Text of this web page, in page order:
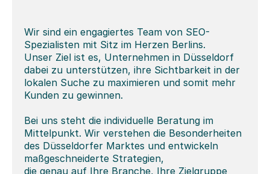
Wir sind ein engagiertes Team von SEO-
Spezialisten mit Sitz im Herzen Berlins.
Unser Ziel ist es, Unternehmen in Düsseldorf
dabei zu unterstützen, ihre Sichtbarkeit in der
lokalen Suche zu maximieren und somit mehr
Kunden zu gewinnen.
Bei uns steht die individuelle Beratung im
Mittelpunkt. Wir verstehen die Besonderheiten
des Düsseldorfer Marktes und entwickeln
maßgeschneiderte Strategien,
die genau auf Ihre Branche, Ihre Zielgruppe